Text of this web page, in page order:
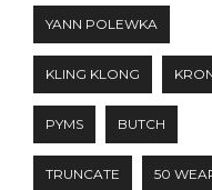
YANN POLEWKA
KLING KLONG
PYMS BUTCH
TRUNCATE 50